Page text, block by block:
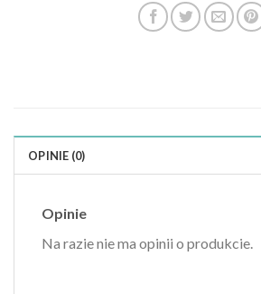
OPINIE (0)
Opinie
Na razie nie ma opinii o produkcie.